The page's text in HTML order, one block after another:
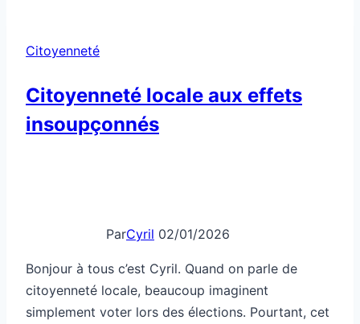
Citoyenneté
Citoyenneté locale aux effets
insoupçonnés
ParCyril 02/01/2026
Bonjour à tous c’est Cyril. Quand on parle de
citoyenneté locale, beaucoup imaginent
simplement voter lors des élections. Pourtant, cet